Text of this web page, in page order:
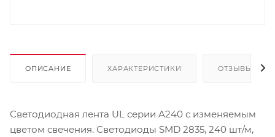
ОПИСАНИЕ ХАРАКТЕРИСТИКИ ОТЗЫВЫ
Светодиодная лента UL серии A240 с изменяемым
цветом свечения. Светодиоды SMD 2835, 240 шт/м,